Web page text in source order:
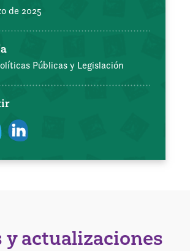
de 2025
Públicas y Legislación
y actualizaciones